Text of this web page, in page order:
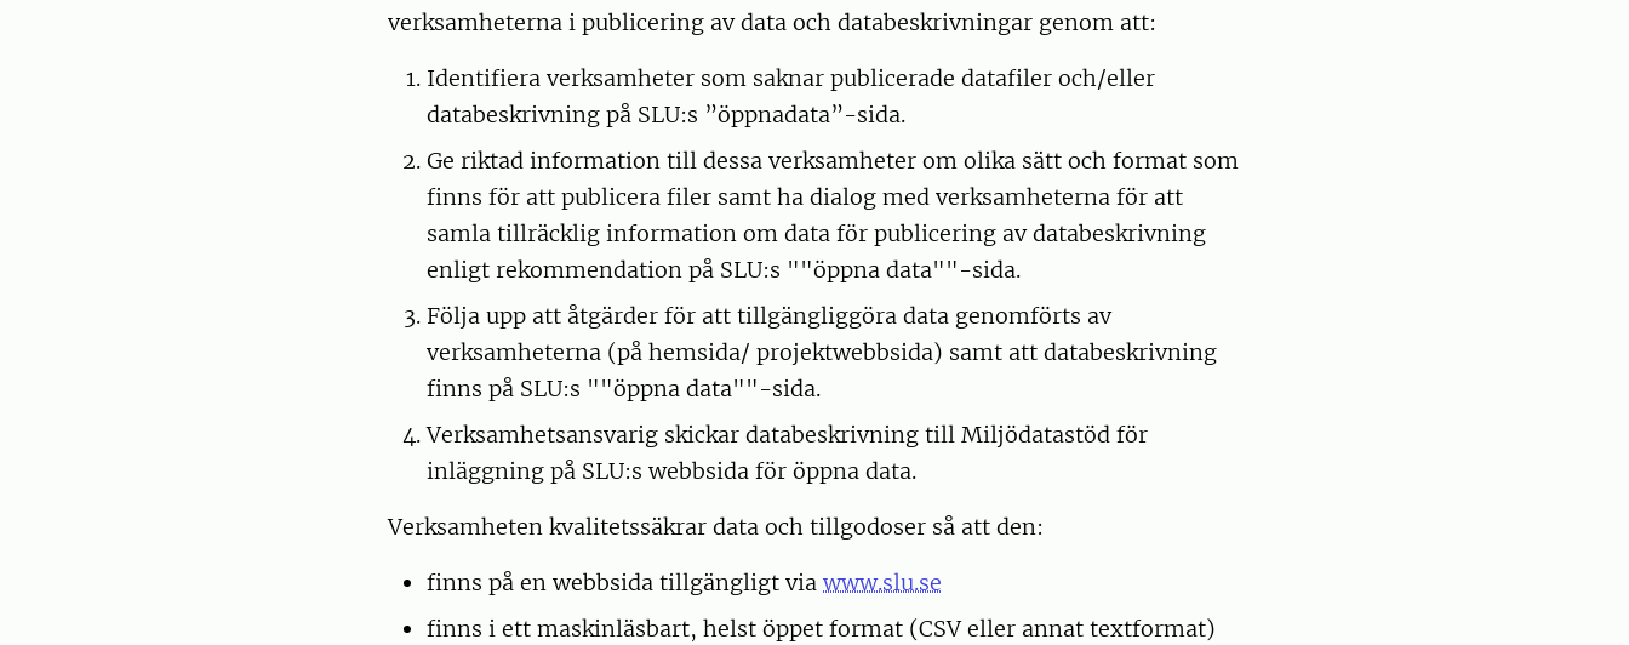
verksamheterna i publicering av data och databeskrivningar genom att:
Identifiera verksamheter som saknar publicerade datafiler och/eller
databeskrivning på SLU:s ”öppnadata”-sida.
Ge riktad information till dessa verksamheter om olika sätt och format som
finns för att publicera filer samt ha dialog med verksamheterna för att
samla tillräcklig information om data för publicering av databeskrivning
enligt rekommendation på SLU:s ""öppna data""-sida.
Följa upp att åtgärder för att tillgängliggöra data genomförts av
verksamheterna (på hemsida/ projektwebbsida) samt att databeskrivning
finns på SLU:s ""öppna data""-sida.
Verksamhetsansvarig skickar databeskrivning till Miljödatastöd för
inläggning på SLU:s webbsida för öppna data.
Verksamheten kvalitetssäkrar data och tillgodoser så att den:
finns på en webbsida tillgängligt via www.slu.se
finns i ett maskinläsbart, helst öppet format (CSV eller annat textformat)